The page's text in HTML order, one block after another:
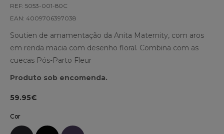
REF: 5053-001-80C
EAN: 4009706397038
Soutien de amamentação da Anita Maternity, com aros
em renda macia com desenho floral. Combina com as
cuecas Pós-Parto Fleur
Produto sob encomenda.
59.95€
Cor